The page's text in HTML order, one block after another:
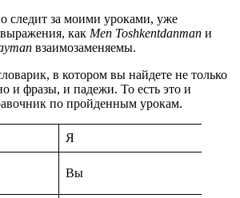
следит за моими уроками, уже
как Men Toshkentdanman и
взаимозаменяемы.
в котором вы найдете не только
и фразы, и падежи. То есть это и
по пройденным урокам.
Я
Вы